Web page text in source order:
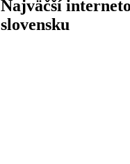
Najväčší
slovensku